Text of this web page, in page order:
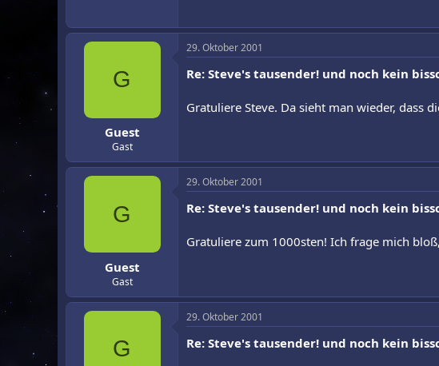
G
Guest
Gast
29. Oktober 2001
Re: Steve's tausender! und noch kein
Gratuliere Steve. Da sieht man wieder, dass
G
Guest
Gast
29. Oktober 2001
Re: Steve's tausender! und noch kein
Gratuliere zum 1000sten! Ich frage mich
G
29. Oktober 2001
Re: Steve's tausender! und noch kein